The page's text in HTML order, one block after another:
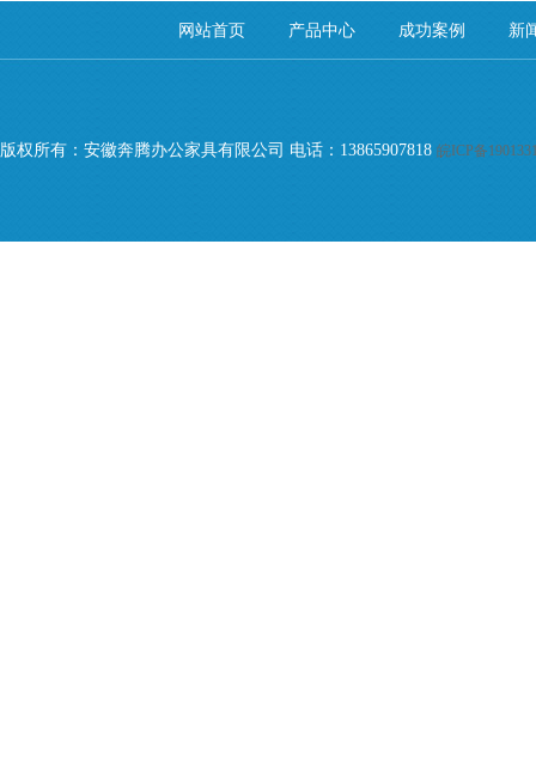
网站首页 产品中心 成功案例 新
版权所有：安徽奔腾办公家具有限公司 电话：13865907818 皖ICP备